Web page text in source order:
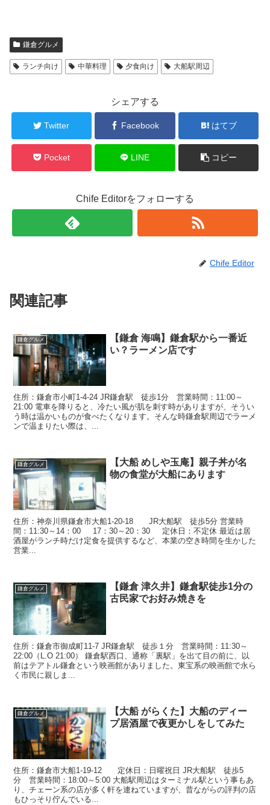
鎌倉グルメ
ランチ向け 中華料理 夕食向け 大船駅周辺
シェアする
Twitter Facebook はてブ
Pocket LINE コピー
Chife Editorをフォローする
Chife Editor
関連記事
鎌倉グルメ
【鎌倉 海鳴】鎌倉駅から一番近
い？ラーメン店です
住所：鎌倉市小町1-4-24 JR鎌倉駅 徒歩1分 営業時間：11:00～
21:00 電車を降りると、冷たい風が肌を刺す時がありますが、そうい
う時は温かいものが食べたくなります。そんな時鎌倉駅周辺でラーメ
ンで温まりたい際は、...
鎌倉グルメ
【大船 めしや玉庵】親子丼が名
物の食堂が大船にあります
住所：神奈川県鎌倉市大船1-20-18 JR大船駅 徒歩5分 営業時
間：11:30～14：00 17：30～20：30 定休日：不定休 最近は居
酒屋がランチ時だけ定食を提供するなど、本業の空き時間を生かした
営業...
鎌倉グルメ
【鎌倉 津久井】鎌倉駅徒歩1分の
古民家でお好み焼きを
住所：鎌倉市御成町11-7 JR鎌倉駅 徒歩１分 営業時間：11:30～
22:00（L.O 21:00） 鎌倉駅西口、通称「裏駅」を出て目の前に、以
前はテアトル鎌倉という映画館がありました。東宝系の映画館で永ら
く市民に親しま...
鎌倉グルメ
【大船 がらくた】大船のディー
プ居酒屋で夜更かしをしてみた
住所：鎌倉市大船1-19-12 定休日：日曜祝日 JR大船駅 徒歩5
分 営業時間：18:00～5:00 大船駅周辺はターミナル駅という事もあ
り、チェーン系の店が多く軒を連ねていますが、昔ながらの評判の店
もひっそり佇んでいる...